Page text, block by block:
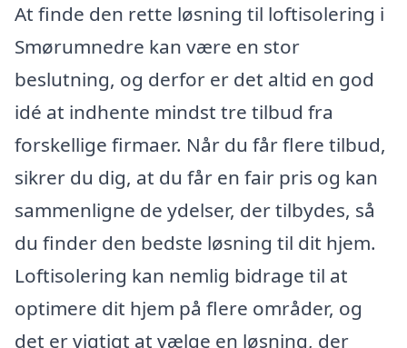
At finde den rette løsning til loftisolering i
Smørumnedre kan være en stor
beslutning, og derfor er det altid en god
idé at indhente mindst tre tilbud fra
forskellige firmaer. Når du får flere tilbud,
sikrer du dig, at du får en fair pris og kan
sammenligne de ydelser, der tilbydes, så
du finder den bedste løsning til dit hjem.
Loftisolering kan nemlig bidrage til at
optimere dit hjem på flere områder, og
det er vigtigt at vælge en løsning, der